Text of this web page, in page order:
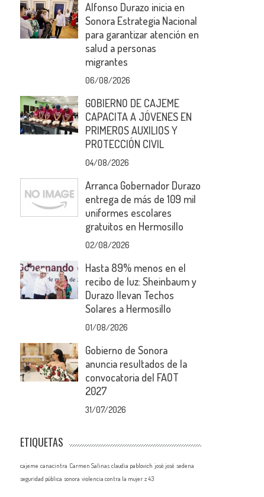
Alfonso Durazo inicia en
Sonora Estrategia Nacional
para garantizar atención en
salud a personas
migrantes
06/08/2026
GOBIERNO DE CAJEME
CAPACITA A JÓVENES EN
PRIMEROS AUXILIOS Y
PROTECCIÓN CIVIL
04/08/2026
Arranca Gobernador Durazo
entrega de más de 109 mil
uniformes escolares
gratuitos en Hermosillo
02/08/2026
Hasta 89% menos en el
recibo de luz: Sheinbaum y
Durazo llevan Techos
Solares a Hermosillo
01/08/2026
Gobierno de Sonora
anuncia resultados de la
convocatoria del FAOT
2027
31/07/2026
ETIQUETAS
cajeme canacintra Carmen Salinas claudia pablovich josé josé sedena
seguridad pública sonora violencia contra la mujer z 43